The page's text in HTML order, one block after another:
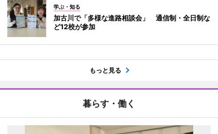
学ぶ・知る
加古川で「多様な進路相談会」 通信制・全日制な
ど12校が参加
もっと見る
暮らす・働く